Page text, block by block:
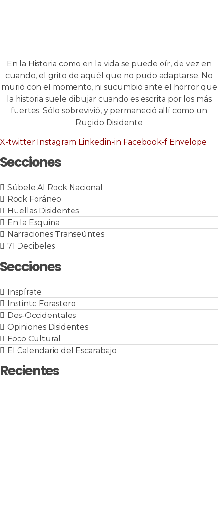
En la Historia como en la vida se puede oír, de vez en
cuando, el grito de aquél que no pudo adaptarse. No
murió con el momento, ni sucumbió ante el horror que
la historia suele dibujar cuando es escrita por los más
fuertes. Sólo sobrevivió, y permaneció allí como un
Rugido Disidente
X-twitter Instagram Linkedin-in Facebook-f Envelope
Secciones
Súbele Al Rock Nacional
Rock Foráneo
Huellas Disidentes
En la Esquina
Narraciones Transeúntes
71 Decibeles
Secciones
Inspírate
Instinto Forastero
Des-Occidentales
Opiniones Disidentes
Foco Cultural
El Calendario del Escarabajo
Recientes